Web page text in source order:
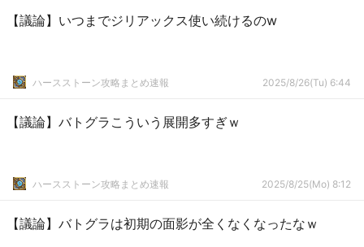
【議論】いつまでジリアックス使い続けるのw
ハースストーン攻略まとめ速報 2025/8/26(Tu) 6:44
【議論】バトグラこういう展開多すぎｗ
ハースストーン攻略まとめ速報 2025/8/25(Mo) 8:12
【議論】バトグラは初期の面影が全くなくなったなｗ